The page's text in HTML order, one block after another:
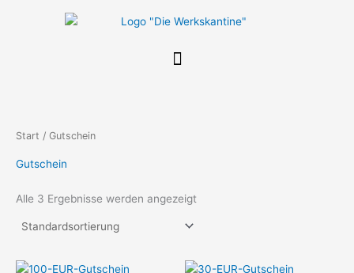
Start / Gutschein
Gutschein
Alle 3 Ergebnisse werden angezeigt